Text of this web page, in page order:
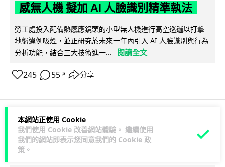
本網站正使用 Cookie
我們使用 Cookie 改善網站體驗。 繼續使用
我們的網站即表示您同意我們的 Cookie 政
策 。
感無人機 擬加 AI 人臉識別精準執法
勞工處投入配備熱感應鏡頭的小型無人機進行高空巡邏以打擊
地盤違例吸煙，並正研究於未來一年內引入 AI 人臉識別與行為
分析功能，結合三大技術進一...
閱讀全文
245 55 ↗ 分享
人工智能
Lawton